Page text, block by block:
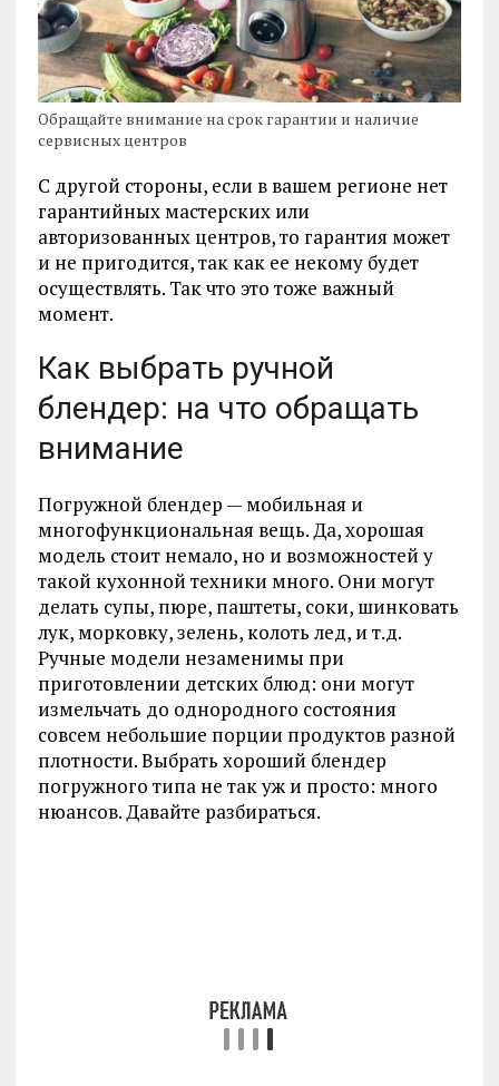
Обращайте внимание на срок гарантии и наличие
сервисных центров
С другой стороны, если в вашем регионе нет
гарантийных мастерских или
авторизованных центров, то гарантия может
и не пригодится, так как ее некому будет
осуществлять. Так что это тоже важный
момент.
Как выбрать ручной
блендер: на что обращать
внимание
Погружной блендер — мобильная и
многофункциональная вещь. Да, хорошая
модель стоит немало, но и возможностей у
такой кухонной техники много. Они могут
делать супы, пюре, паштеты, соки, шинковать
лук, морковку, зелень, колоть лед, и т.д.
Ручные модели незаменимы при
приготовлении детских блюд: они могут
измельчать до однородного состояния
совсем небольшие порции продуктов разной
плотности. Выбрать хороший блендер
погружного типа не так уж и просто: много
нюансов. Давайте разбираться.